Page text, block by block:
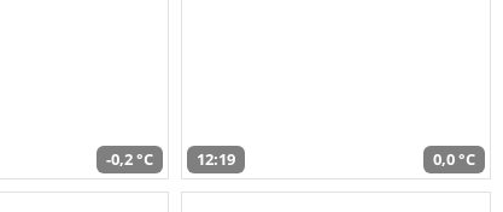
-0,2 °C 12:19 0,0 °C